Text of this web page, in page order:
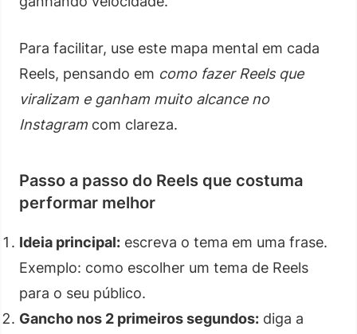
Para facilitar, use este mapa mental em cada
Reels, pensando em como fazer Reels que
viralizam e ganham muito alcance no
Instagram com clareza.
Passo a passo do Reels que costuma
performar melhor
Ideia principal: escreva o tema em uma frase.
Exemplo: como escolher um tema de Reels
para o seu público.
Gancho nos 2 primeiros segundos: diga a